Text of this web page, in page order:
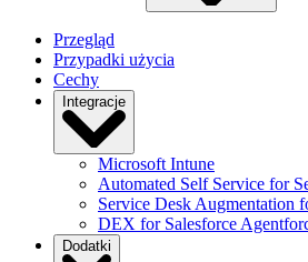
Przegląd
Przypadki użycia
Cechy
Integracje
Microsoft Intune
Automated Self Service for
Service Desk Augmentation
DEX for Salesforce
Dodatki